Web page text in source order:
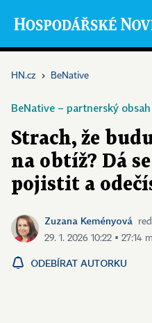
HN.cz › BeNative
BeNative – partnerský obsah
Strach, že
na obtíž? Dá
pojistit a
Zuzana Keményová
29. 1. 2026 10:22 ▪ 27:14
ODEBÍRAT AUTORKU